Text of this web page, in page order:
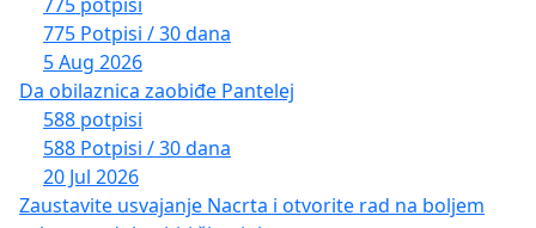
775 Potpisi / 30 dana
5 Aug 2026
Da obilaznica zaobiđe Pantelej
588 potpisi
588 Potpisi / 30 dana
20 Jul 2026
Zaustavite usvajanje Nacrta i otvorite rad na boljem